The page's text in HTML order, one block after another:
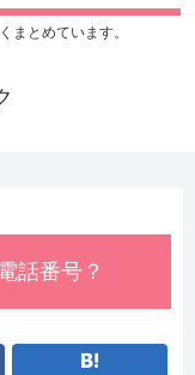
まとめています。
話番号？